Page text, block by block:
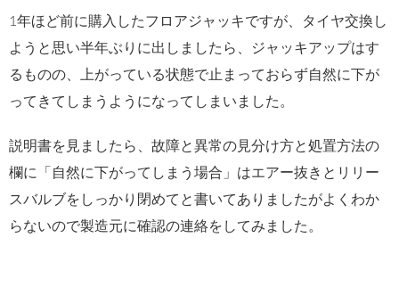
1年ほど前に購入したフロアジャッキですが、タイヤ交換し
ようと思い半年ぶりに出しましたら、ジャッキアップはす
るものの、上がっている状態で止まっておらず自然に下が
ってきてしまうようになってしまいました。
説明書を見ましたら、故障と異常の見分け方と処置方法の
欄に「自然に下がってしまう場合」はエアー抜きとリリー
スバルブをしっかり閉めてと書いてありましたがよくわか
らないので製造元に確認の連絡をしてみました。